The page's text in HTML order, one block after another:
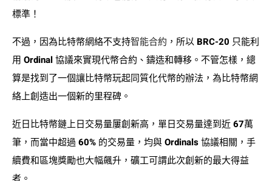
標準！
不過，因為比特幣網絡不支持智能合約 ，所以 BRC-20 只能利
用 Ordinal 協議來實現代幣合約、鑄造和轉移。不管怎樣，總
算是找到了一個讓比特幣玩起同質化代幣的辦法，為比特幣網
絡上創造出一個新的里程碑。
近日比特幣鏈上日交易量屢創新高，單日交易量達到近 67萬
筆，而當中超過 60% 的交易量，均與 Ordinals 協議相關，手
續費和區塊獎勵也大幅飆升，礦工可謂此次創新的最大得益